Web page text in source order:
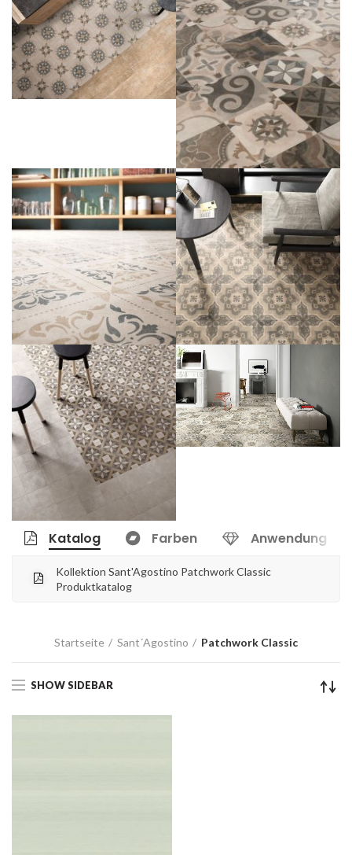
Katalog Farben Anwendung
Kollektion Sant'Agostino Patchwork Classic
Produktkatalog
Startseite Sant´Agostino Patchwork Classic
SHOW SIDEBAR